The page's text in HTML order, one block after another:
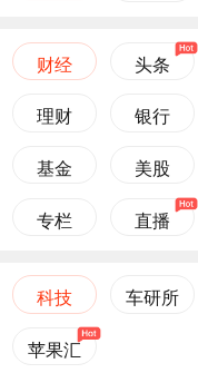
财经 头条
理财 银行
基金 美股
专栏 直播
科技 车研所
苹果汇